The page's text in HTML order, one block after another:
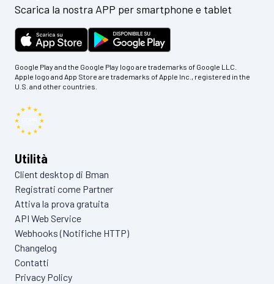
Scarica la nostra APP per smartphone e tablet
Google Play and the Google Play logo are trademarks of Google LLC.
Apple logo and App Store are trademarks of Apple Inc., registered in the
U.S. and other countries.
Utilità
Client desktop di Bman
Registrati come Partner
Attiva la prova gratuita
API Web Service
Webhooks (Notifiche HTTP)
Changelog
Contatti
Privacy Policy